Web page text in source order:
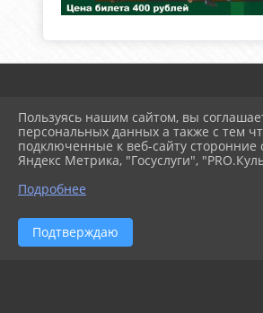
©
Пользуясь нашим сайтом, вы
персональных данных а также с тем
подключенные к веб-сайту сторонние
Яндекс Метрика, "Госуслуги",
Подробнее
Подтверждаю